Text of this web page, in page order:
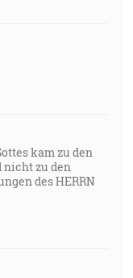
kam zu den
nicht zu den
des HERRN